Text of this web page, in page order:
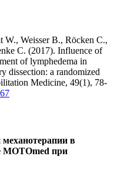
W., Weisser B., Röcken C.,
C. (2017). Influence of
of lymphedema in
dissection: a randomized
Medicine, 49(1), 78-
механотерапии в
MOTOmed при